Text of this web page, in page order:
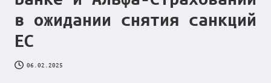
т
р
и
я
в ожидании снятия санкций
ЕС
06.02.2025